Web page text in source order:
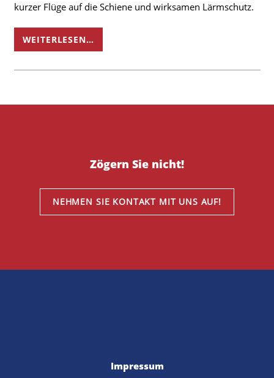
kurzer Flüge auf die Schiene und wirksamen Lärmschutz.
WEITERLESEN…
Zögern Sie nicht!
NEHMEN SIE KONTAKT MIT UNS AUF!
Impressum